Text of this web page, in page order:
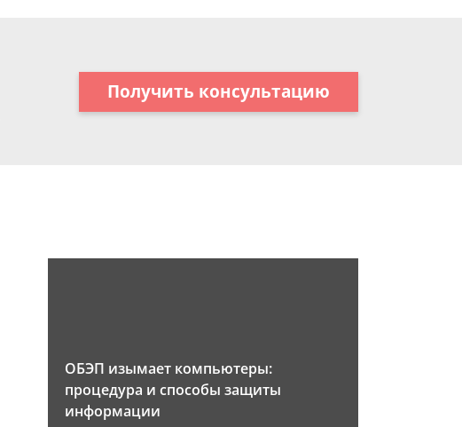
Получить консультацию
ОБЭП изымает компьютеры:
процедура и способы защиты
информации